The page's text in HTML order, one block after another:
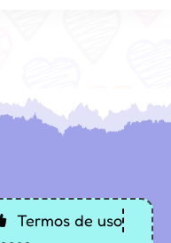
Termos de uso